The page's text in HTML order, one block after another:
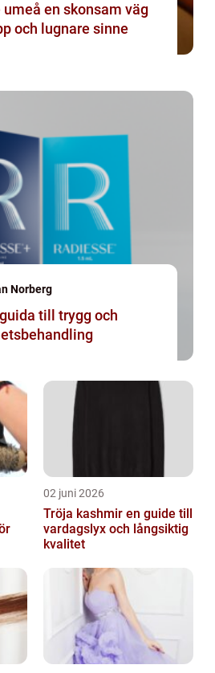
väg
och lugnare sinne
Norberg
02 juni 2026
Tröja kashmir en guide till
vardagslyx och långsiktig
kvalitet